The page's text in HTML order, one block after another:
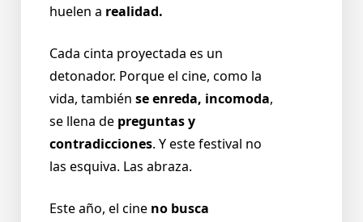
huelen a realidad.
Cada cinta proyectada es un
detonador. Porque el cine, como la
vida, también se enreda, incomoda,
se llena de preguntasy
contradicciones. Y este festival no
las esquiva. Las abraza.
Este año, el cine no busca